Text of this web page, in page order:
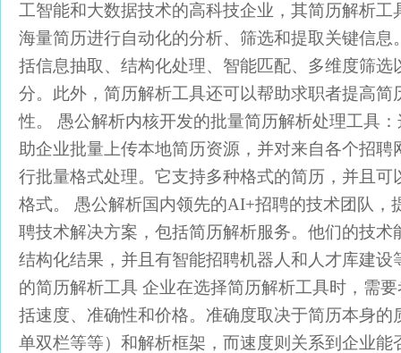
工智能和大数据技术的高科技企业，其简历解析
海量简历进行自动化的分析、筛选和提取关键信息
括信息抽取、结构化处理、智能匹配、多维度筛选
分。此外，简历解析工具还可以帮助求职者提高简
性。 愚公解析内核开发的批量简历解析处理工具
助企业批量上传本地简历资源，并对来自各个招聘
行批量格式处理。它支持多种格式的简历，并且可
格式。 愚公解析国内领先的AI+招聘的技术团队，
聘技术解决方案，包括简历解析服务。他们的技术
结构化结果，并且有智能招聘机器人和人才库建设
的简历解析工具 企业在选择简历解析工具时，需
括速度、准确性和价格。准确度取决于简历本身的
单双栏等等）和解析框架，而速度则关系到企业能